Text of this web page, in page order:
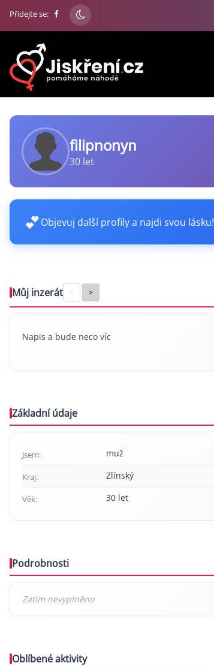
Přidejte se:
filipnonyn
30 let
💕Objevuj další profily a najdi svou lásku!
Můj inzerát < >
Napis a bude neco víc
Základní údaje
Jsem: muž
Kraj: Zlínský
Věk: 30 let
Podrobnosti
Oblíbené aktivity